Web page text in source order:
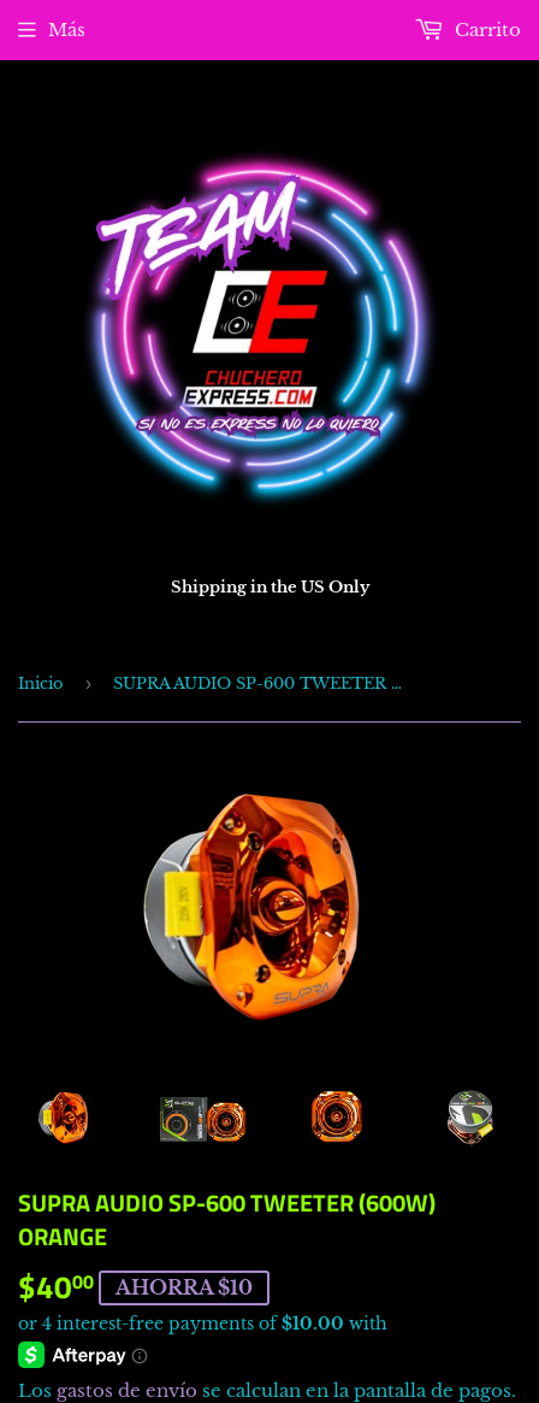
Shipping in the US Only
Más Carrito
Inicio › SUPRA AUDIO SP-600 TWEETER (600W) ORANGE
SUPRA AUDIO SP-600 TWEETER (600W)
ORANGE
$4000$40.00
AHORRA $10
Los gastos de envío se calculan en la pantalla de pagos.